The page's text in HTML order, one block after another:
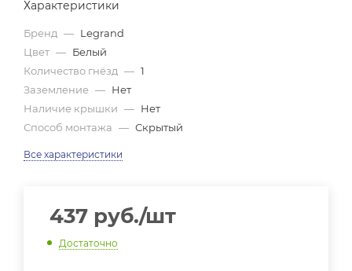
Характеристики
Бренд — Legrand
Цвет — Белый
Количество гнёзд — 1
Заземление — Нет
Наличие крышки — Нет
Способ монтажа — Скрытый
Все характеристики
437 руб./шт
Достаточно